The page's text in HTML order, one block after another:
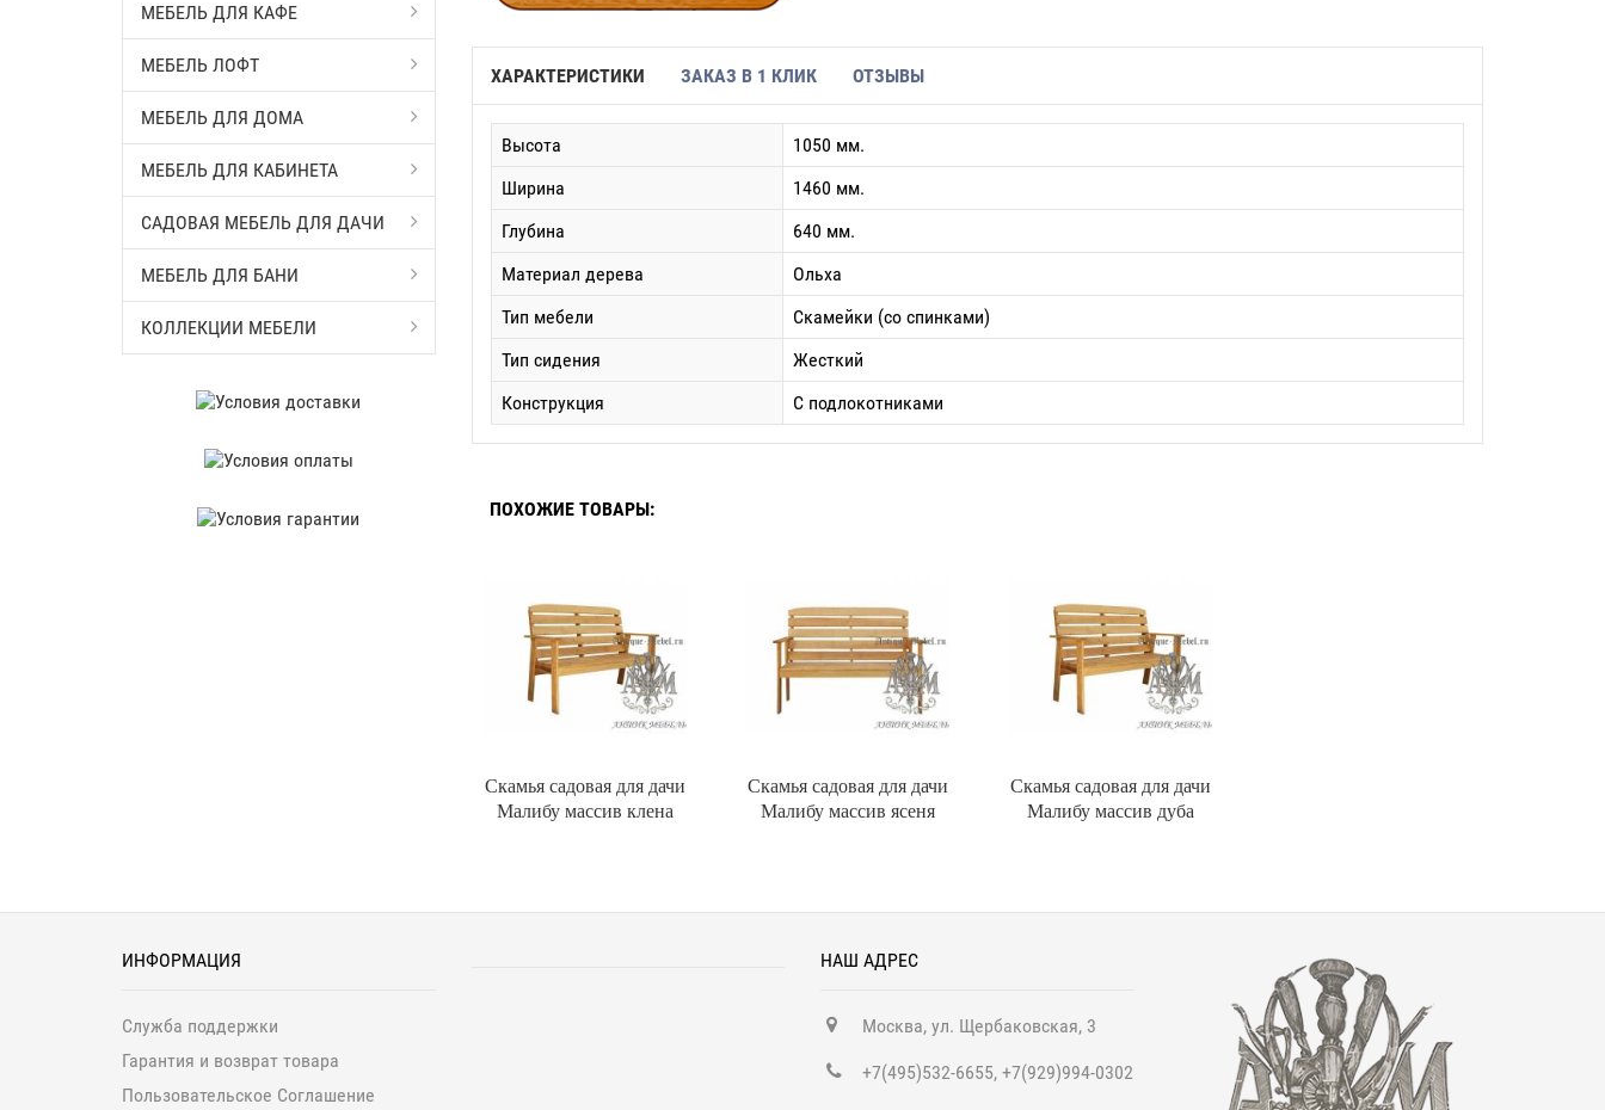
МЕБЕЛЬ ДЛЯ КАФЕ
МЕБЕЛЬ ЛОФТ
МЕБЕЛЬ ДЛЯ ДОМА
МЕБЕЛЬ ДЛЯ КАБИНЕТА
САДОВАЯ МЕБЕЛЬ ДЛЯ ДАЧИ
МЕБЕЛЬ ДЛЯ БАНИ
КОЛЛЕКЦИИ МЕБЕЛИ
ХАРАКТЕРИСТИКИ ЗАКАЗ В 1 КЛИК ОТЗЫВЫ
Высота
1050 мм.
Ширина
1460 мм.
Глубина
640 мм.
Материал дерева
Ольха
Тип мебели
Скамейки (со спинками)
Тип сидения
Жесткий
Конструкция
С подлокотниками
ПОХОЖИЕ ТОВАРЫ:
Скамья садовая для дачи
Малибу массив клена
Скамья садовая для дачи
Малибу массив ясеня
Скамья садовая для дачи
Малибу массив дуба
ИНФОРМАЦИЯ
Служба поддержки
Гарантия и возврат товара
Пользовательское Соглашение
НАШ АДРЕС
Москва, ул. Щербаковская, 3
+7(495)532-6655, +7(929)994-0302